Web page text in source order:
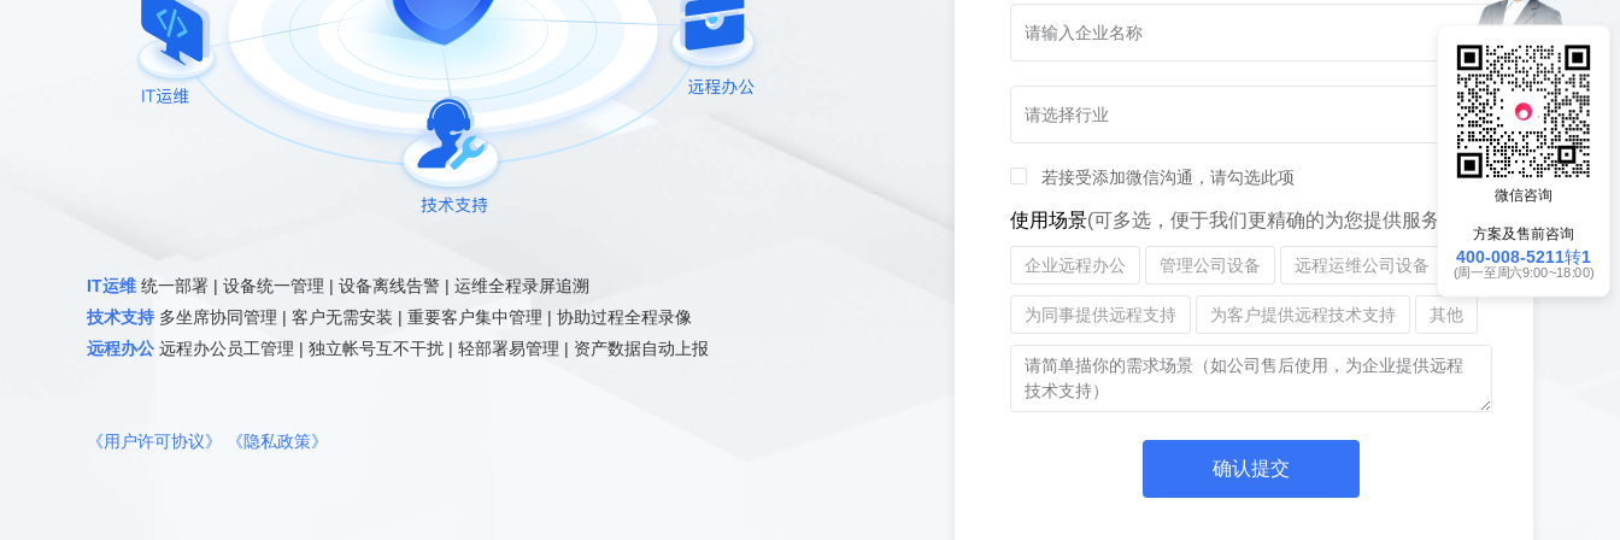
IT运维 统一部署 | 设备统一管理 | 设备离线告警 | 运维全程录屏追溯
技术支持 多坐席协同管理 | 客户无需安装 | 重要客户集中管理 | 协助过程全程录像
远程办公 远程办公员工管理 | 独立帐号互不干扰 | 轻部署易管理 | 资产数据自动上报
《用户许可协议》 《隐私政策》
若接受添加微信沟通，请勾选此项
使用场景(可多选，便于我们更精确的为您提供服务)
企业远程办公 管理公司设备 远程运维公司设备
为同事提供远程支持 为客户提供远程技术支持 其他
确认提交
微信咨询
方案及售前咨询
400-008-5211转1
(周一至周六9:00~18:00)